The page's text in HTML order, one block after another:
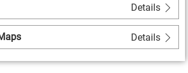
findet online statt. Sie erhalten
nach der Anmeldung.
Details
Details